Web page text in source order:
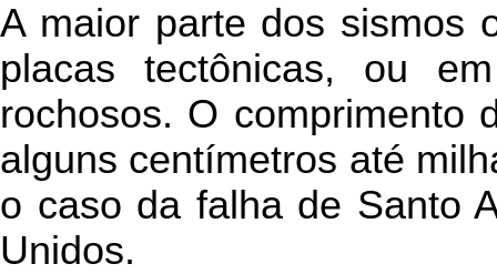
A maior parte dos sismos
placas tectônicas, ou
rochosos. O comprimento
alguns centímetros até
o caso da falha de Santo
Unidos.